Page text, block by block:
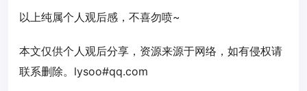
以上纯属个人观后感，不喜勿喷~
本文仅供个人观后分享，资源来源于网络，如有侵权请
联系删除。lysoo#qq.com